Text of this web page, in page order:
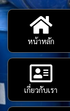
หน้าหลัก
เกี่ยวกับเรา